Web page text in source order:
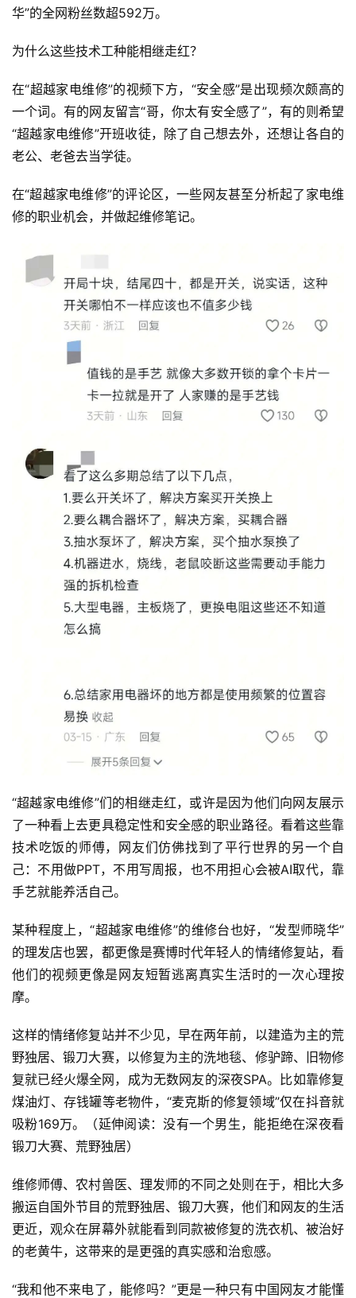
华”的全网粉丝数超592万。
为什么这些技术工种能相继走红？
在“超越家电维修”的视频下方，“安全感”是出现频次颇高的
一个词。有的网友留言“哥，你太有安全感了”，有的则希望
“超越家电维修”开班收徒，除了自己想去外，还想让各自的
老公、老爸去当学徒。
在“超越家电维修”的评论区，一些网友甚至分析起了家电维
修的职业机会，并做起维修笔记。
“超越家电维修”们的相继走红，或许是因为他们向网友展示
了一种看上去更具稳定性和安全感的职业路径。看着这些靠
技术吃饭的师傅，网友们仿佛找到了平行世界的另一个自
己：不用做PPT，不用写周报，也不用担心会被AI取代，靠
手艺就能养活自己。
某种程度上，“超越家电维修”的维修台也好，“发型师晓华”
的理发店也罢，都更像是赛博时代年轻人的情绪修复站，看
他们的视频更像是网友短暂逃离真实生活时的一次心理按
摩。
这样的情绪修复站并不少见，早在两年前，以建造为主的荒
野独居、锻刀大赛，以修复为主的洗地毯、修驴蹄、旧物修
复就已经火爆全网，成为无数网友的深夜SPA。比如靠修复
煤油灯、存钱罐等老物件，“麦克斯的修复领域”仅在抖音就
吸粉169万。（延伸阅读：没有一个男生，能拒绝在深夜看
锻刀大赛、荒野独居）
维修师傅、农村兽医、理发师的不同之处则在于，相比大多
搬运自国外节目的荒野独居、锻刀大赛，他们和网友的生活
更近，观众在屏幕外就能看到同款被修复的洗衣机、被治好
的老黄牛，这带来的是更强的真实感和治愈感。
“我和他不来电了，能修吗？”更是一种只有中国网友才能懂